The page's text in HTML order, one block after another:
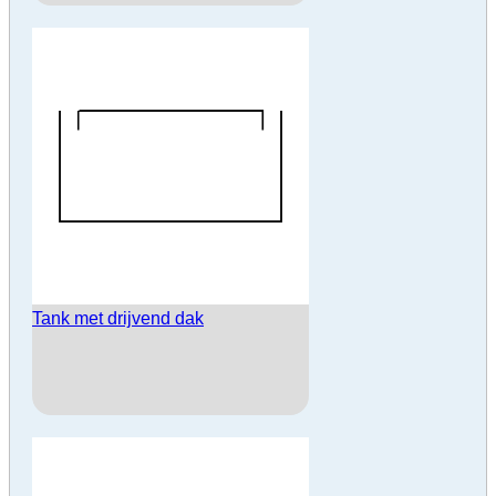
Tank met drijvend dak